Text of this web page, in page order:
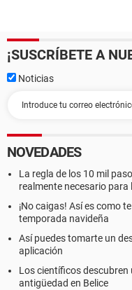
¡SUSCRÍBETE A
Noticias
NOVEDADES
La regla de los 10 mil
realmente necesario para
¡No caigas! Así es como
temporada navideña
Así puedes tomarte un
aplicación
Los científicos descubren
antigüedad en Belice